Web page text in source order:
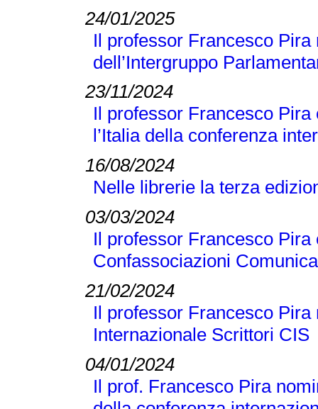
24/01/2025
Il professor Francesco
dell’Intergruppo
23/11/2024
Il professor Francesco
l’Italia della conferenza
16/08/2024
Nelle librerie la terza
03/03/2024
Il professor Francesco
Confassociazioni
21/02/2024
Il professor Francesco
Internazionale Scrittori CIS
04/01/2024
Il prof. Francesco Pira